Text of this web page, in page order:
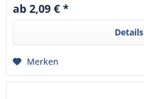
ab 2,09 € *
Details
Merken